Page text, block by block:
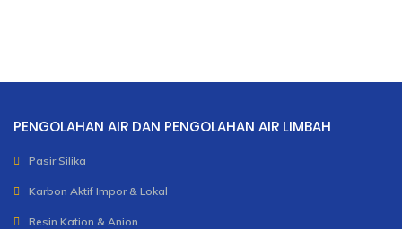
PENGOLAHAN AIR DAN PENGOLAHAN AIR LIMBAH
Pasir Silika
Karbon Aktif Impor & Lokal
Resin Kation & Anion